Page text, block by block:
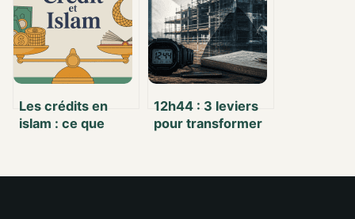
interprétations et
questions
fréquentes
symboles d’un
bijou unique
Les crédits en
islam : ce que
12h44 : 3 leviers
pour transformer